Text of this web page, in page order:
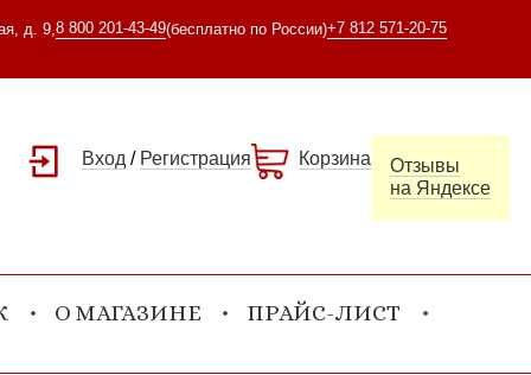
д. 9, 8 800 201-43-49(бесплатно по России)+7 812 571-20-75
Вход / Регистрация Корзина
Отзывы
на Яндексе
О МАГАЗИНЕ ПРАЙС-ЛИСТ